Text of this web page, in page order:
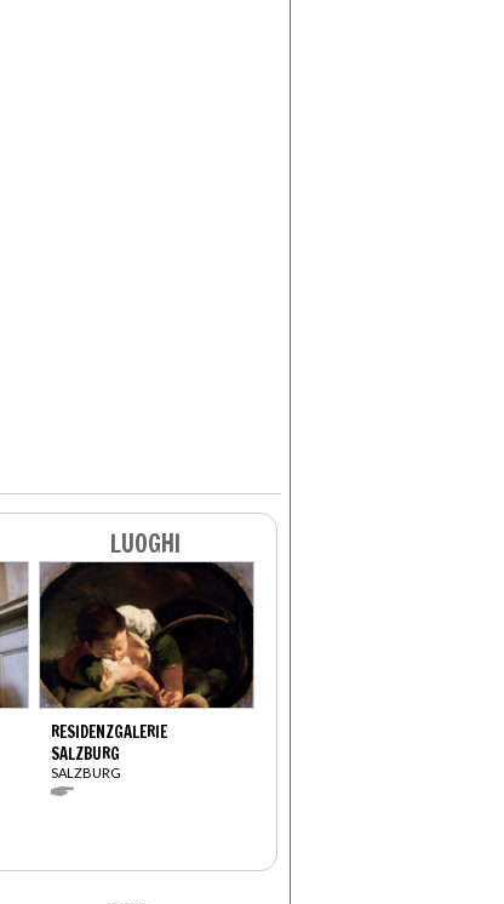
LUOGHI
RESIDENZGALERIE
SALZBURG
SALZBURG